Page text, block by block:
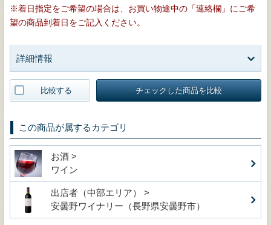
※着日指定をご希望の場合は、お買い物途中の「連絡欄」にご希
望の商品到着日をご記入ください。
詳細情報
比較する チェックした商品を比較
この商品が属するカテゴリ
お酒 >
ワイン
出店者（中部エリア） >
安曇野ワイナリー（長野県安曇野市）